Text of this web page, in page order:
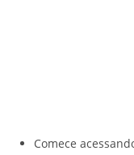
Comece